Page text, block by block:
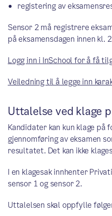
registering av
Sensor 2 må registrere
på eksamensdagen innen kl.
Logg inn i InSchool for å få
Veiledning til å legge inn
Uttalelse ved klage
Kandidater kan kun klage på
gjennomføring av eksamen
resultatet. Det kan ikke
I en klagesak innhenter
sensor 1 og sensor 2.
Uttalelsen skal oppfylle